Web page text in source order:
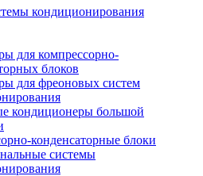
кондиционирования
для компрессорно-
блоков
для фреоновых систем
кондиционеры большой
конденсаторные блоки
системы